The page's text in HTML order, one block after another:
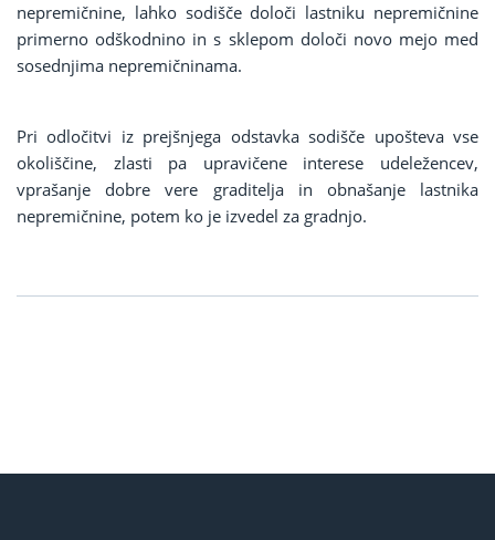
nepremičnine, lahko sodišče določi lastniku nepremičnine
primerno odškodnino in s sklepom določi novo mejo med
sosednjima nepremičninama.
Pri odločitvi iz prejšnjega odstavka sodišče upošteva vse
okoliščine, zlasti pa upravičene interese udeležencev,
vprašanje dobre vere graditelja in obnašanje lastnika
nepremičnine, potem ko je izvedel za gradnjo.